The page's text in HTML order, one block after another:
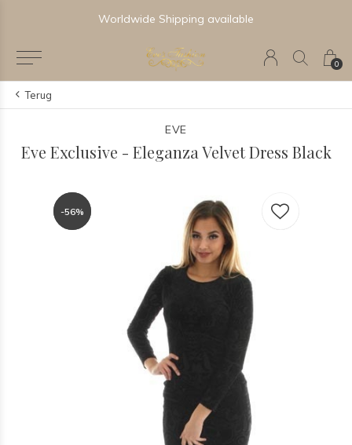
0
Worldwide Shipping available
Terug
EVE
Eve Exclusive - Eleganza Velvet Dress Black
-56%
-56%